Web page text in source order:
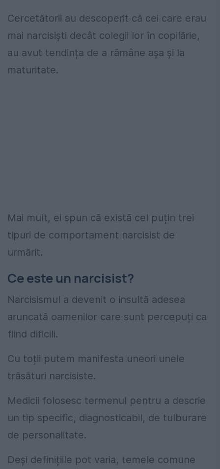
Cercetătorii au descoperit că cei care erau
mai narcisiști decât colegii lor în copilărie,
au avut tendința de a rămâne așa și la
maturitate.
Mai mult, ei spun că există cel puțin trei
tipuri de comportament narcisist de
urmărit.
Ce este un narcisist?
Narcisismul a devenit o insultă adesea
aruncată oamenilor care sunt percepuți ca
fiind dificili.
Cu toții putem manifesta uneori unele
trăsături narcisiste.
Medicii folosesc termenul pentru a descrie
un tip specific, diagnosticabil, de tulburare
de personalitate.
Deși definițiile pot varia, temele comune